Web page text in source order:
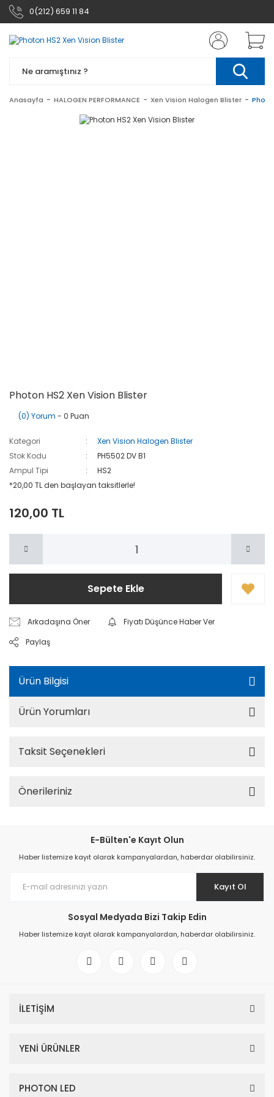
0(212) 659 11 84
Anasayfa HALOGEN PERFORMANCE Xen Vision Halogen Blister
Photon HS2 Xen Vision Blister
(0) Yorum - 0 Puan
Kategori
Xen Vision Halogen Blister
Stok Kodu
PH5502 DV B1
Ampul Tipi
HS2
*20,00 TL den başlayan taksitlerle!
120,00 TL
Sepete Ekle
Arkadaşına Öner
Fiyatı Düşünce Haber Ver
Paylaş
Ürün Bilgisi
Ürün Yorumları
Taksit Seçenekleri
Önerileriniz
E-Bülten'e Kayıt Olun
Haber listemize kayıt olarak kampanyalardan, haberdar olabilirsiniz.
Kayıt Ol
Sosyal Medyada Bizi Takip Edin
Haber listemize kayıt olarak kampanyalardan, haberdar olabilirsiniz.
İLETİŞİM
YENİ ÜRÜNLER
PHOTON LED